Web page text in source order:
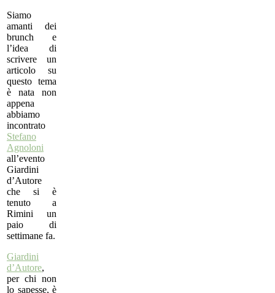
Siamo
amanti dei
brunch e
l’idea di
scrivere un
articolo su
questo tema
è nata non
appena
abbiamo
incontrato
Stefano
Agnoloni
all’evento
Giardini
d’Autore
che si è
tenuto a
Rimini un
paio di
settimane fa.
Giardini
d’Autore,
per chi non
lo sapesse, è